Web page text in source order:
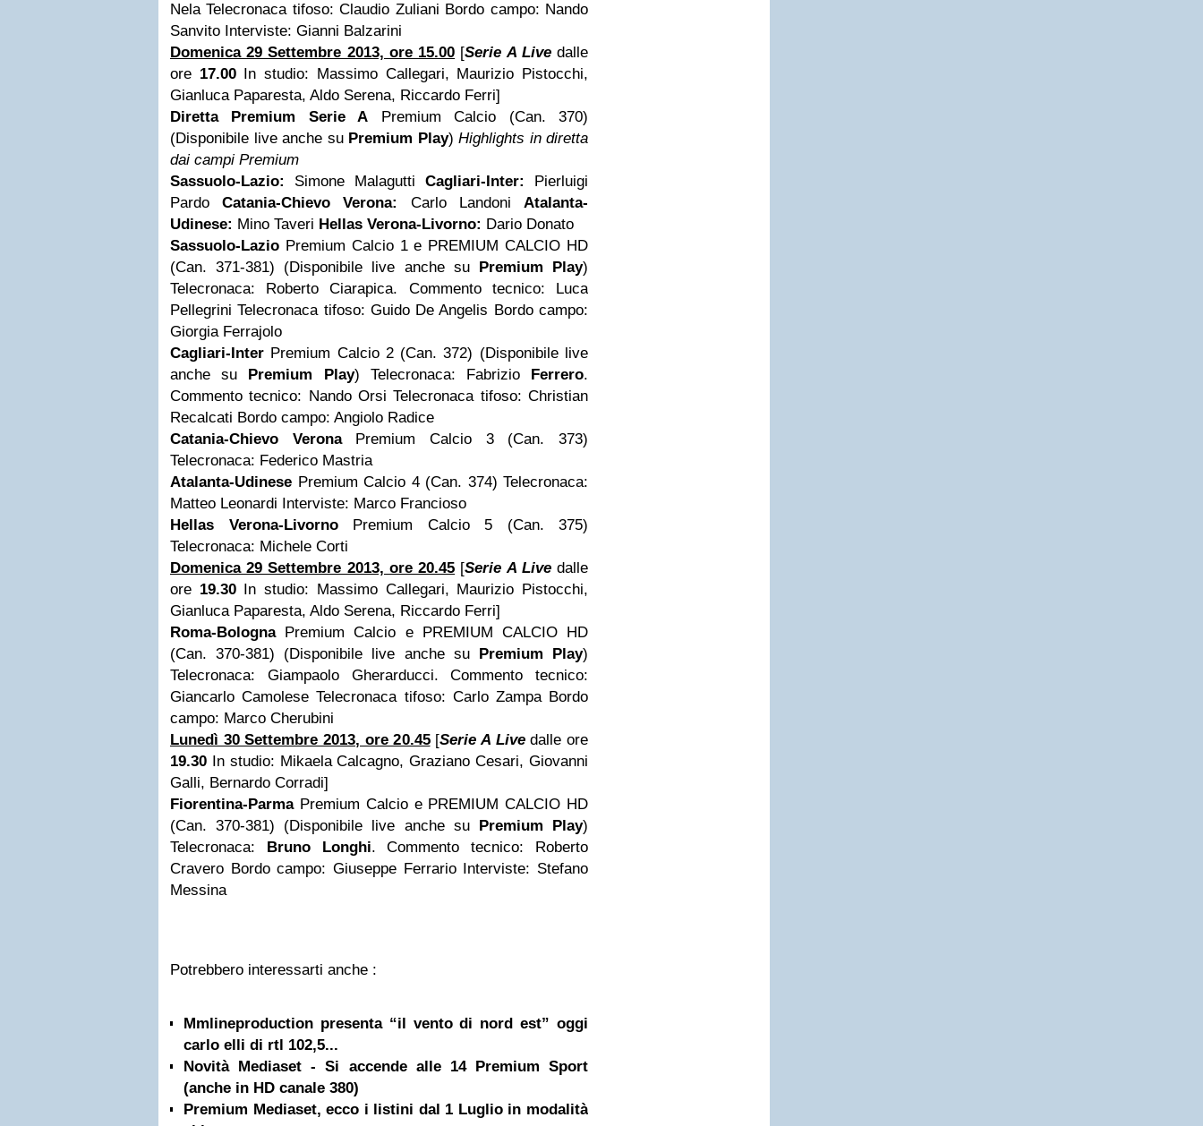
Nela Telecronaca tifoso: Claudio Zuliani Bordo campo: Nando
Sanvito Interviste: Gianni Balzarini
Domenica 29 Settembre 2013, ore 15.00 [Serie A Livedalle
ore 17.00In studio: Massimo Callegari, Maurizio Pistocchi,
Gianluca Paparesta, Aldo Serena, Riccardo Ferri]
Diretta Premium Serie A Premium Calcio (Can. 370)
(Disponibile live anche su Premium Play) Highlights in diretta
dai campi Premium
Sassuolo-Lazio:
Simone Malagutti Cagliari-Inter:
Pierluigi
PardoCatania-Chievo Verona: Carlo LandoniAtalanta-
Udinese: Mino Taveri Hellas Verona-Livorno: Dario Donato
Sassuolo-Lazio Premium Calcio 1 e PREMIUM CALCIO HD
(Can. 371-381) (Disponibile live anche su Premium Play)
Telecronaca: Roberto Ciarapica. Commento tecnico: Luca
Pellegrini Telecronaca tifoso: Guido De Angelis Bordo campo:
Giorgia Ferrajolo
Cagliari-Inter Premium Calcio 2 (Can. 372) (Disponibile live
anche su Premium Play) Telecronaca: Fabrizio Ferrero.
Commento tecnico: Nando Orsi Telecronaca tifoso: Christian
Recalcati Bordo campo: Angiolo Radice
Catania-Chievo VeronaPremium Calcio 3 (Can. 373)
Telecronaca: Federico Mastria
Atalanta-Udinese Premium Calcio 4 (Can. 374) Telecronaca:
Matteo Leonardi Interviste: Marco Francioso
Hellas Verona-LivornoPremium Calcio 5 (Can. 375)
Telecronaca: Michele Corti
Domenica 29 Settembre 2013, ore 20.45 [Serie A Livedalle
ore 19.30In studio: Massimo Callegari, Maurizio Pistocchi,
Gianluca Paparesta, Aldo Serena, Riccardo Ferri]
Roma-BolognaPremium Calcio e PREMIUM CALCIO HD
(Can. 370-381) (Disponibile live anche su Premium Play)
Telecronaca: Giampaolo Gherarducci. Commento tecnico:
Giancarlo Camolese Telecronaca tifoso: Carlo Zampa Bordo
campo: Marco Cherubini
Lunedì 30 Settembre 2013, ore 20.45[Serie A Livedalle ore
19.30 In studio: Mikaela Calcagno, Graziano Cesari, Giovanni
Galli, Bernardo Corradi]
Fiorentina-ParmaPremium Calcio e PREMIUM CALCIO HD
(Can. 370-381) (Disponibile live anche su Premium Play)
Telecronaca: Bruno Longhi. Commento tecnico: Roberto
Cravero Bordo campo: Giuseppe Ferrario Interviste: Stefano
Messina
Potrebbero interessarti anche :
Mmlineproduction presenta “il vento di nord est” oggi
carlo elli di rtl 102,5...
Novità Mediaset - Si accende alle 14 Premium Sport
(anche in HD canale 380)
Premium Mediaset, ecco i listini dal 1 Luglio in modalità